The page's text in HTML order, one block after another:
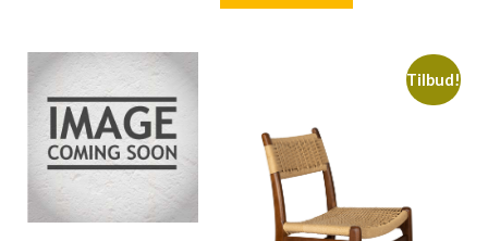
Tilbud!